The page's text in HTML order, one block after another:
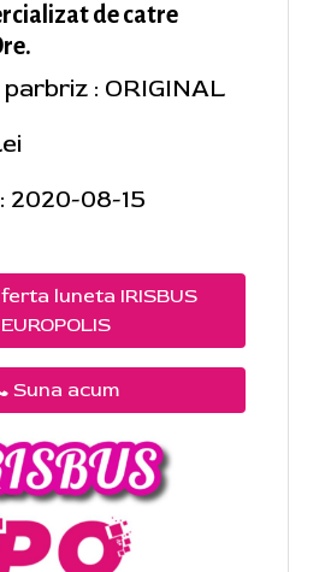
de catre
: ORIGINAL
2020-08-15
luneta IRISBUS
EUROPOLIS
Suna acum